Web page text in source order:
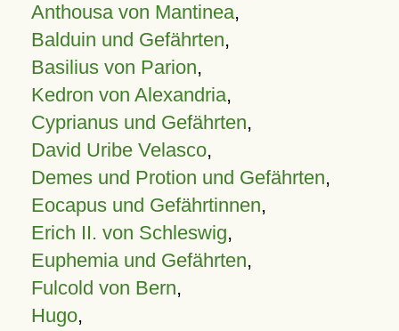
Anthousa von Mantinea,
Balduin und Gefährten,
Basilius von Parion,
Kedron von Alexandria,
Cyprianus und Gefährten,
David Uribe Velasco,
Demes und Protion und Gefährten,
Eocapus und Gefährtinnen,
Erich II. von Schleswig,
Euphemia und Gefährten,
Fulcold von Bern,
Hugo,